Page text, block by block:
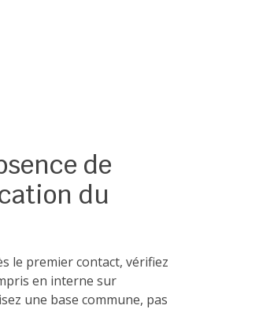
de
du
le premier contact, vérifiez
en interne sur
une base commune, pas